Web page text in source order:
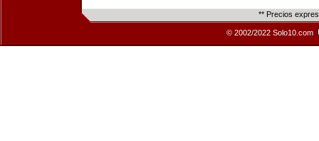
** Precios
© 2002/2022 Solo10.com